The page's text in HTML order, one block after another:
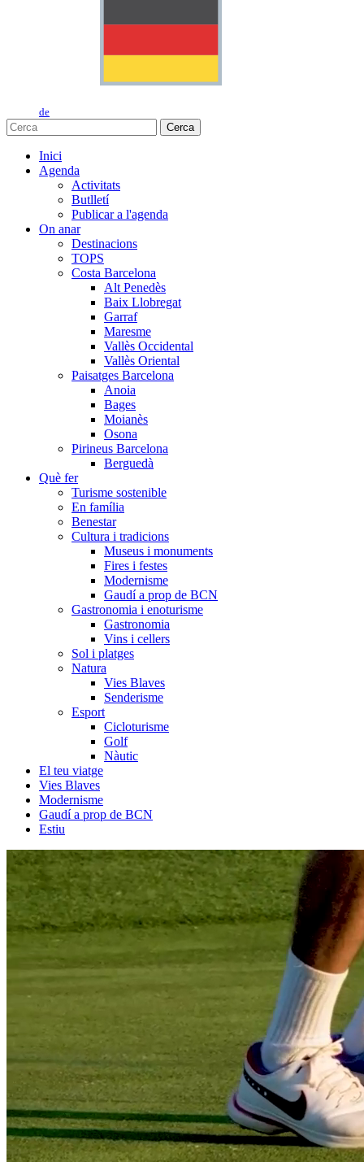
de
Cerca
Inici
Agenda
Activitats
Butlletí
Publicar a l'agenda
On anar
Destinacions
TOPS
Costa Barcelona
Alt Penedès
Baix Llobregat
Garraf
Maresme
Vallès Occidental
Vallès Oriental
Paisatges Barcelona
Anoia
Bages
Moianès
Osona
Pirineus Barcelona
Berguedà
Què fer
Turisme sostenible
En família
Benestar
Cultura i tradicions
Museus i monuments
Fires i festes
Modernisme
Gaudí a prop de BCN
Gastronomia i enoturisme
Gastronomia
Vins i cellers
Sol i platges
Natura
Vies Blaves
Senderisme
Esport
Cicloturisme
Golf
Nàutic
El teu viatge
Vies Blaves
Modernisme
Gaudí a prop de BCN
Estiu